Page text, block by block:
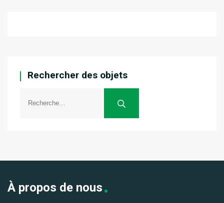
Rechercher des objets
À propos de nous